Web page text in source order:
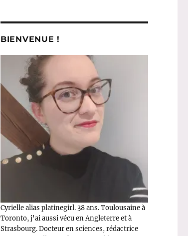
BIENVENUE !
Cyrielle alias platinegirl. 38 ans. Toulousaine à
Toronto, j'ai aussi vécu en Angleterre et à
Strasbourg. Docteur en sciences, rédactrice